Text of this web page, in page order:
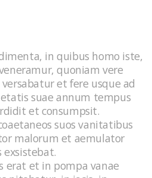
in quibus homo iste,
quoniam vere
et fere usque ad
suae annum tempus
et consumpsit.
suos vanitatibus
malorum et aemulator
erat et in pompa vanae